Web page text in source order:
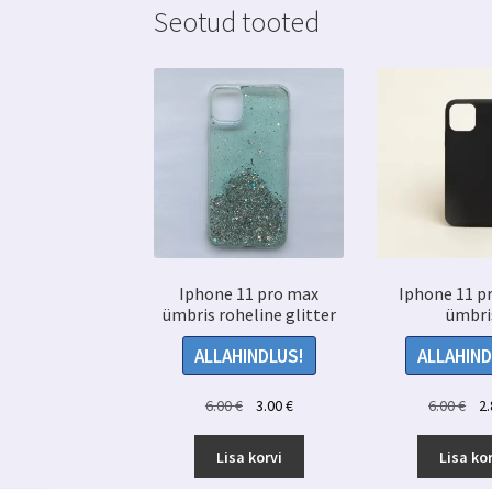
Seotud tooted
Iphone 11 pro max
ümbris roheline glitter
ALLAHINDLUS!
6.00€
Algne
oli:
6.00 €.
3.00€Praegune
3.00 €.
Lisa korvi
Iphone 11
6.00€
oli:
Lisa